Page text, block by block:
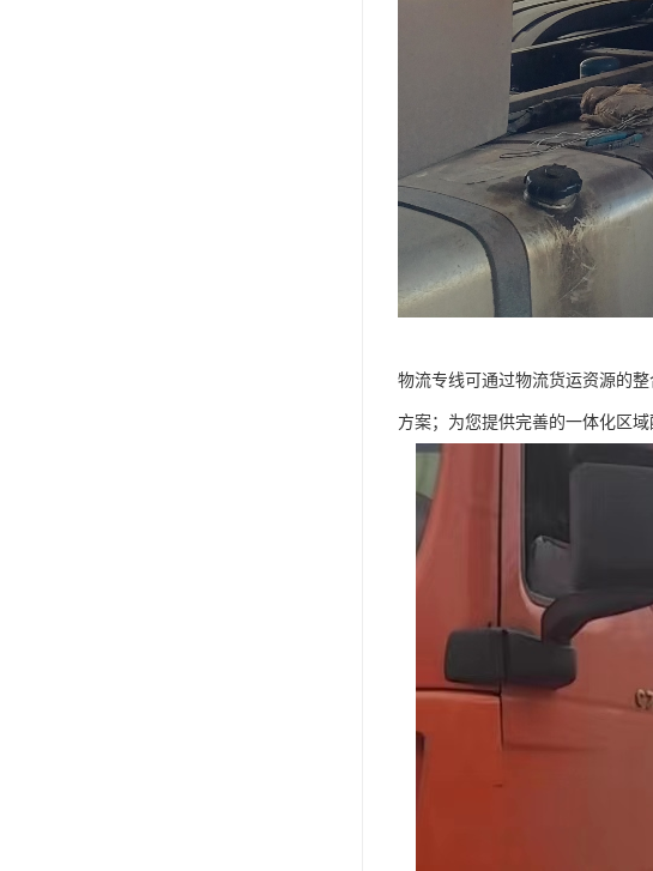
物流专线可通过物流货运资源的
方案；为您提供完善的一体化区